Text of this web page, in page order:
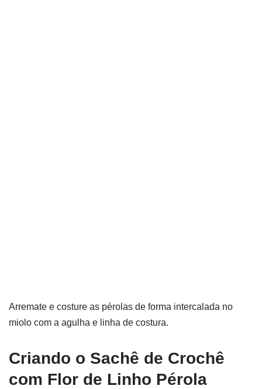
Arremate e costure as pérolas de forma intercalada no
miolo com a agulha e linha de costura.
Criando o Sachê de Crochê
com Flor de Linho Pérola